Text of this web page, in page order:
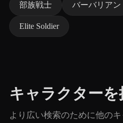
部族戦士 バーバリアン
Elite Soldier
キャラクターを
より広い検索のために他の